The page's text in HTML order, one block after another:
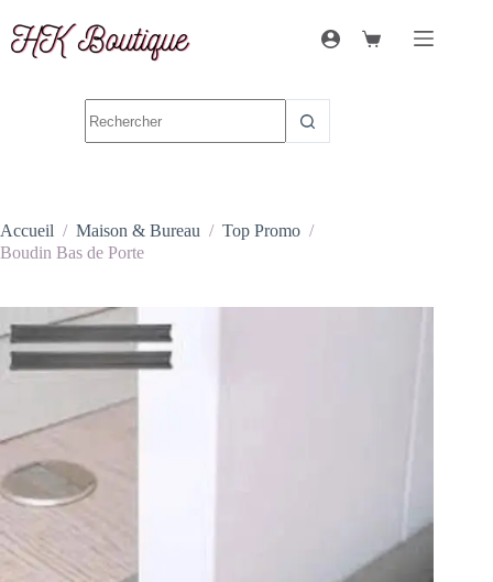
Accueil / Maison & Bureau / Top Promo /
Boudin Bas de Porte